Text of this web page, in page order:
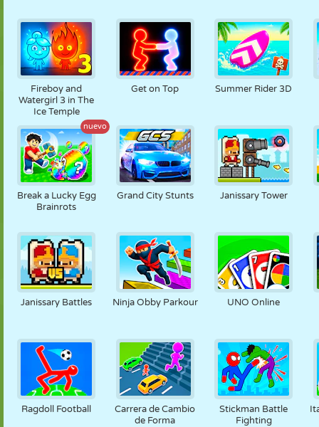
Fireboy and
Watergirl 3 in The
Ice Temple
Get on Top Summer Rider 3D
nuevo
Break a Lucky Egg
Brainrots
Grand City Stunts Janissary Tower
Janissary Battles Ninja Obby Parkour UNO Online
Ragdoll Football
Carrera de Cambio
de Forma
Stickman Battle
Fighting